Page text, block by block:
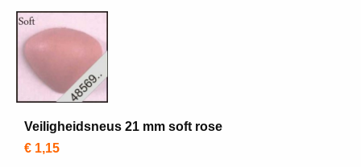
Veiligheidsneus 21 mm soft rose
€ 1,15